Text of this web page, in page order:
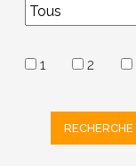
1 2